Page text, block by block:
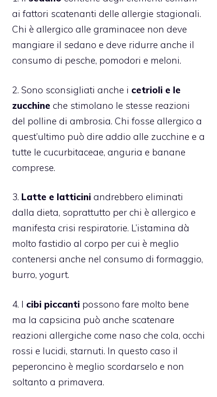
ai fattori scatenanti delle allergie stagionali.
Chi è allergico alle graminacee non deve
mangiare il sedano e deve ridurre anche il
consumo di pesche, pomodori e meloni.
2. Sono sconsigliati anche i cetrioli e le
zucchine che stimolano le stesse reazioni
del polline di ambrosia. Chi fosse allergico a
quest’ultimo può dire addio alle zucchine e a
tutte le cucurbitaceae, anguria e banane
comprese.
3. Latte e latticini andrebbero eliminati
dalla dieta, soprattutto per chi è allergico e
manifesta crisi respiratorie. L’istamina dà
molto fastidio al corpo per cui è meglio
contenersi anche nel consumo di formaggio,
burro, yogurt.
4. I cibi piccanti possono fare molto bene
ma la capsicina può anche scatenare
reazioni allergiche come naso che cola, occhi
rossi e lucidi, starnuti. In questo caso il
peperoncino è meglio scordarselo e non
soltanto a primavera.